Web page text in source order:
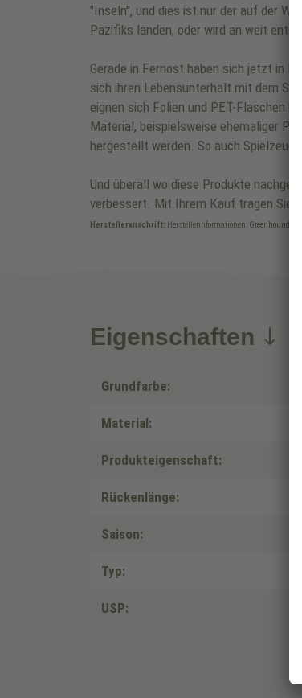
"Inseln", und dies ist nur der auf der
Pazifiks landen, oder wird an weit
Gerade in Fernost haben sich jetzt in
sich ihren Lebensunterhalt mit dem
eignen sich Folien und PET-Flaschen
Material, beispielsweise ehemaliger
hergestellt werden. So auch
Und überall wo diese Produkte
verbessert. Mit Ihrem Kauf tragen Sie
Herstelleranschrift: Herstellerinformationen: Greenhound
Eigenschaften
Grundfarbe:
Material:
Produkteigenschaft:
Rückenlänge:
Saison:
Typ:
USP: